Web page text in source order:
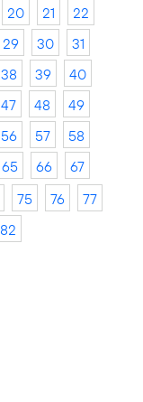
20 21
22
29 30
31
38 39
40
47 48
49
56 57
58
65 66
67
75 76
77
82